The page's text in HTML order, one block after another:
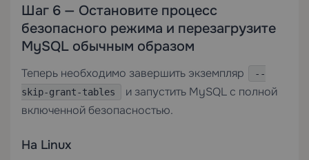
Шаг 6 — Остановите процесс
безопасного режима и перезагрузите
MySQL обычным образом
Теперь необходимо завершить экземпляр
--
skip-grant-tables
и запустить MySQL с полной
включенной безопасностью.
На Linux